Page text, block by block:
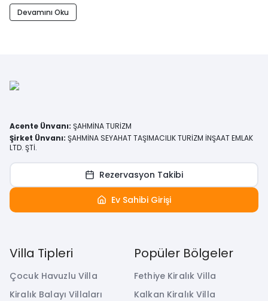
Devamını Oku
Villa Tipleri
Çocuk Havuzlu Villa
Kiralık Balayı Villaları
Popüler Bölgeler
Fethiye Kiralık Villa
Kalkan Kiralık Villa
Acente Ünvanı: ŞAHMİNA TURİZM
Şirket Ünvanı: ŞAHMİNA SEYAHAT TAŞIMACILIK TURİZM İNŞAAT EMLAK
LTD. ŞTİ.
Rezervasyon Takibi
Ev Sahibi Girişi